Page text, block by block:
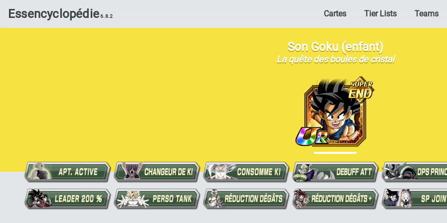
Essencyclopédie Cartes Tier Lists Teams
Son Goku (enfant)
La quête des boules de cristal